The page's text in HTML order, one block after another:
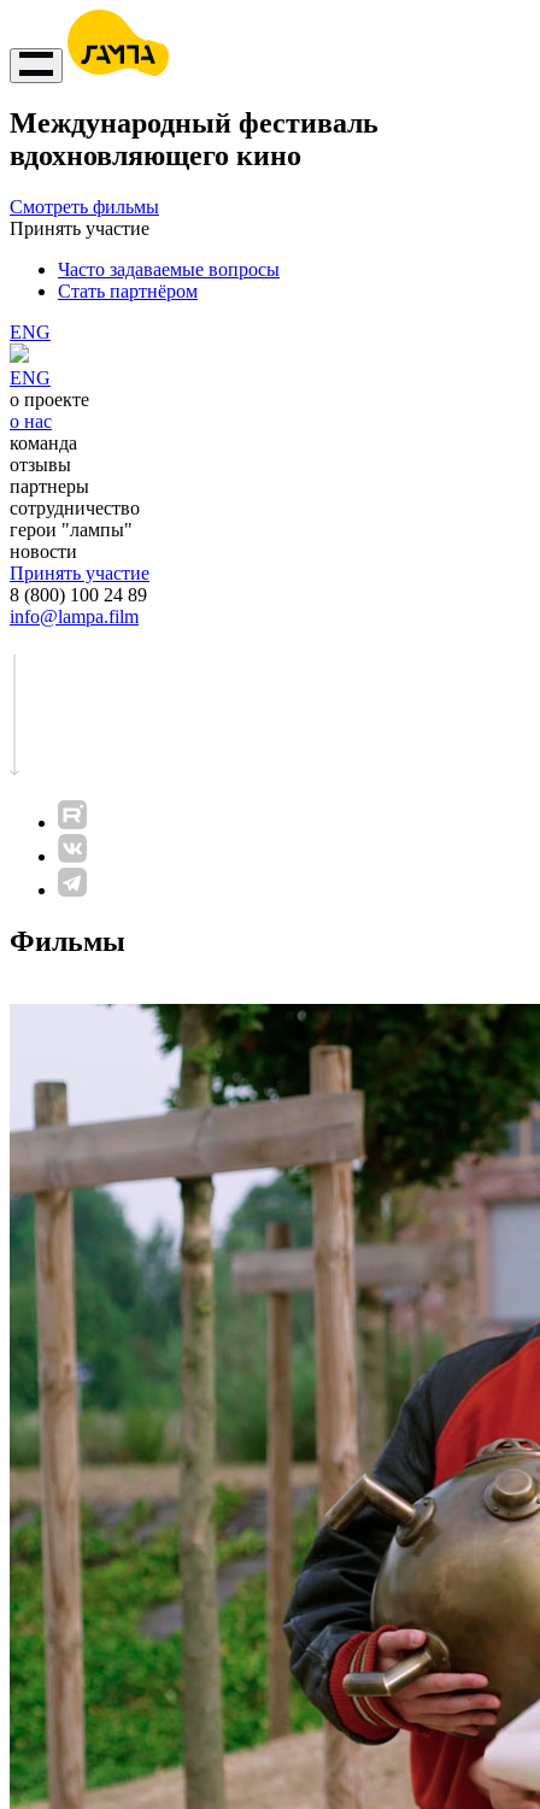
Международный фестиваль
вдохновляющего кино
Смотреть фильмы
Принять участие
Часто задаваемые вопросы
Стать партнёром
ENG
ENG
о проекте
о нас
команда
отзывы
партнеры
сотрудничество
герои "лампы"
новости
Принять участие
8 (800) 100 24 89
info@lampa.film
Фильмы